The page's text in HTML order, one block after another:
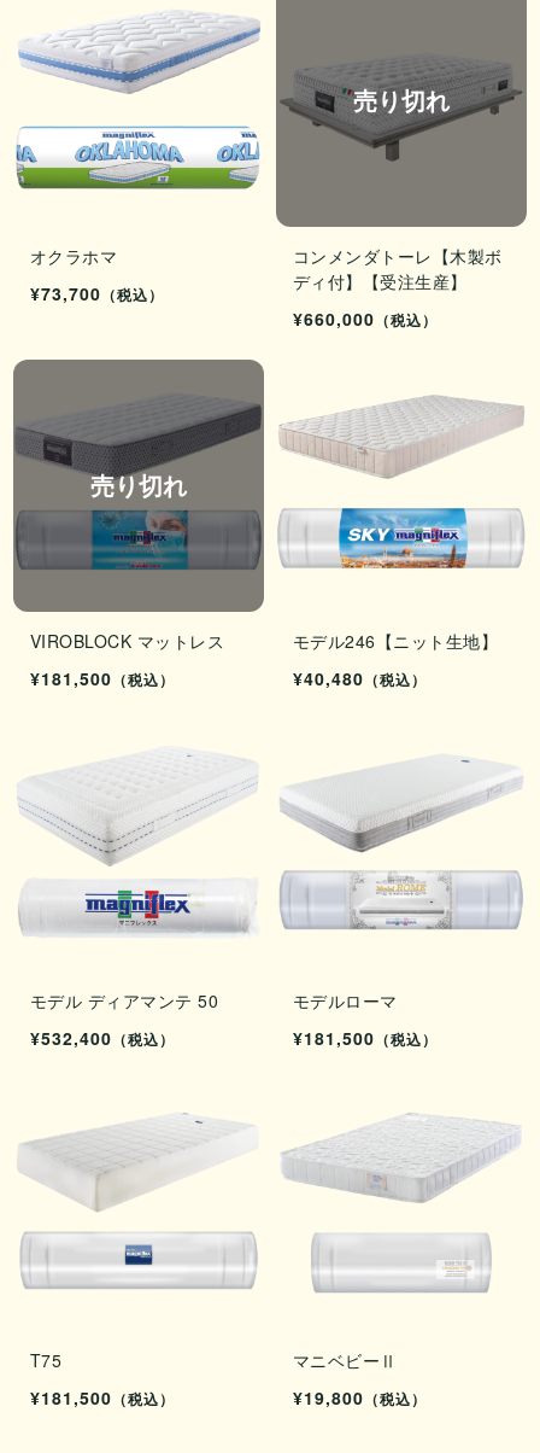
オクラホマ
¥73,700 （税込）
売り切れ
コンメンダトーレ【木製ボ
ディ付】【受注生産】
¥660,000 （税込）
売り切れ
VIROBLOCK マットレス
¥181,500 （税込）
モデル246【ニット生地】
¥40,480 （税込）
モデル ディアマンテ 50
¥532,400 （税込）
モデルローマ
¥181,500 （税込）
T75
¥181,500 （税込）
マニベビーⅡ
¥19,800 （税込）